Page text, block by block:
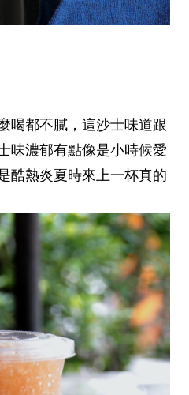
喝都不膩，這沙士味道跟
味濃郁有點像是小時候愛
酷熱炎夏時來上一杯真的